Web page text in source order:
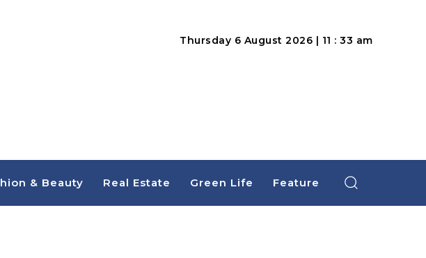
Thursday 6 August 2026 | 11 : 33 am
& Beauty Real Estate Green Life Feature